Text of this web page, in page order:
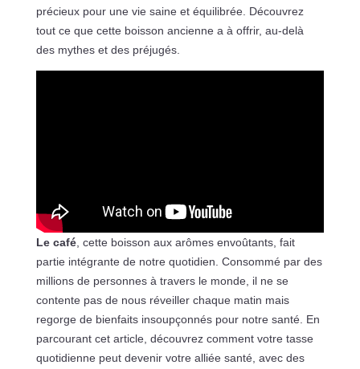
précieux pour une vie saine et équilibrée. Découvrez
tout ce que cette boisson ancienne a à offrir, au-delà
des mythes et des préjugés.
Le café, cette boisson aux arômes envoûtants, fait
partie intégrante de notre quotidien. Consommé par des
millions de personnes à travers le monde, il ne se
contente pas de nous réveiller chaque matin mais
regorge de bienfaits insoupçonnés pour notre santé. En
parcourant cet article, découvrez comment votre tasse
quotidienne peut devenir votre alliée santé, avec des